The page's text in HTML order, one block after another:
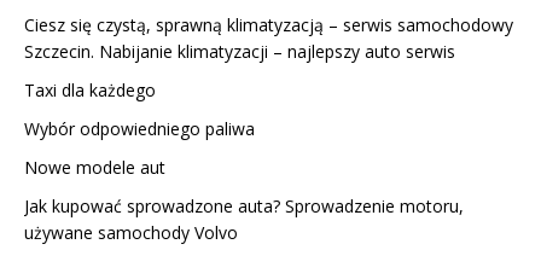
Ciesz się czystą, sprawną klimatyzacją – serwis samochodowy
Szczecin. Nabijanie klimatyzacji – najlepszy auto serwis
Taxi dla każdego
Wybór odpowiedniego paliwa
Nowe modele aut
Jak kupować sprowadzone auta? Sprowadzenie motoru,
używane samochody Volvo